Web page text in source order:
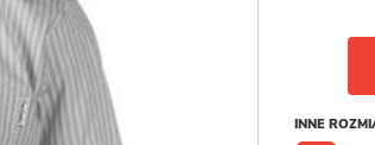
INNE